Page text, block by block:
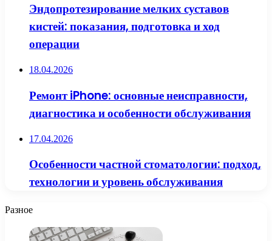
Эндопротезирование мелких суставов
кистей: показания, подготовка и ход
операции
18.04.2026
Ремонт iPhone: основные неисправности,
диагностика и особенности обслуживания
17.04.2026
Особенности частной стоматологии: подход,
технологии и уровень обслуживания
Разное